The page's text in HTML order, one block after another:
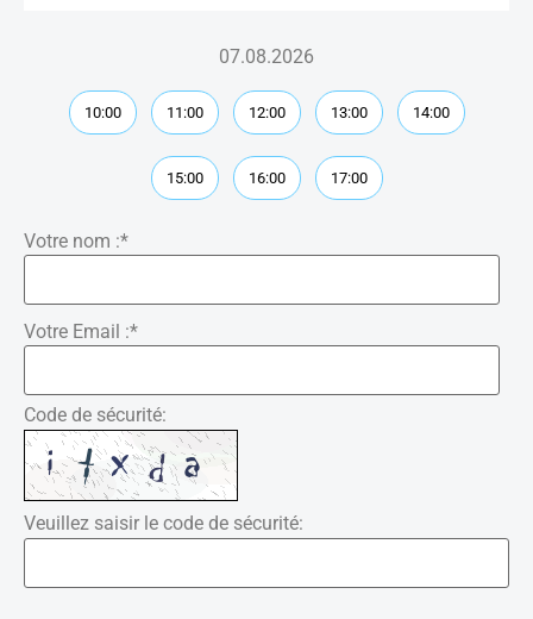
07.08.2026
10:00 11:00 12:00 13:00 14:00
15:00 16:00 17:00
Votre nom :*
Votre Email :*
Code de sécurité:
Veuillez saisir le code de sécurité: